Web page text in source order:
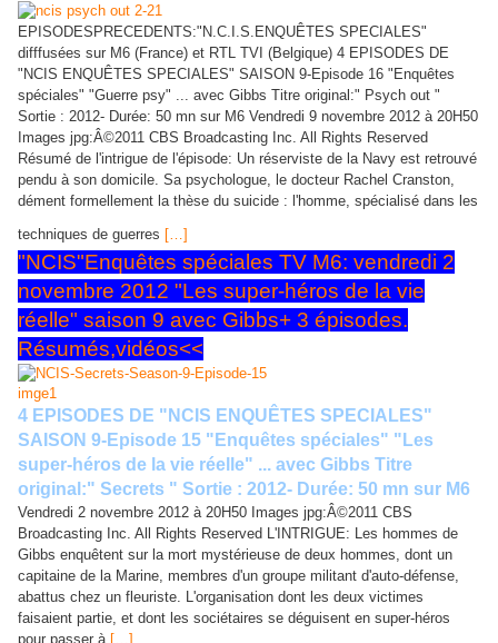
EPISODESPRECEDENTS:"N.C.I.S.ENQUÊTES SPECIALES"
difffusées sur M6 (France) et RTL TVI (Belgique) 4 EPISODES DE
"NCIS ENQUÊTES SPECIALES" SAISON 9-Episode 16 "Enquêtes
spéciales" "Guerre psy" ... avec Gibbs Titre original:" Psych out "
Sortie : 2012- Durée: 50 mn sur M6 Vendredi 9 novembre 2012 à 20H50
Images jpg:Â©2011 CBS Broadcasting Inc. All Rights Reserved
Résumé de l'intrigue de l'épisode: Un réserviste de la Navy est retrouvé
pendu à son domicile. Sa psychologue, le docteur Rachel Cranston,
dément formellement la thèse du suicide : l'homme, spécialisé dans les
techniques de guerres […]
"NCIS"Enquêtes spéciales TV M6: vendredi 2
novembre 2012 "Les super-héros de la vie
réelle" saison 9 avec Gibbs+ 3 épisodes.
Résumés,vidéos<<
4 EPISODES DE "NCIS ENQUÊTES SPECIALES"
SAISON 9-Episode 15 "Enquêtes spéciales" "Les
super-héros de la vie réelle" ... avec Gibbs Titre
original:" Secrets " Sortie : 2012- Durée: 50 mn sur M6
Vendredi 2 novembre 2012 à 20H50 Images jpg:Â©2011 CBS
Broadcasting Inc. All Rights Reserved L'INTRIGUE: Les hommes de
Gibbs enquêtent sur la mort mystérieuse de deux hommes, dont un
capitaine de la Marine, membres d'un groupe militant d'auto-défense,
abattus chez un fleuriste. L'organisation dont les deux victimes
faisaient partie, et dont les sociétaires se déguisent en super-héros
pour passer à […]